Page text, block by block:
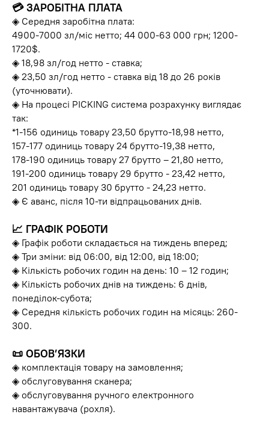
💳ЗАРОБІТНА ПЛАТА
◈ Середня заробітна плата:
4900-7000 зл/міс нетто; 44 000-63 000 грн; 1200-
1720$.
◈ 18,98 зл/год нетто - ставка;
◈ 23,50 зл/год нетто - ставка від 18 до 26 років
(уточнювати).
◈ На процесі PICKING система розрахунку виглядає
так:
*1-156 одиниць товару 23,50 брутто-18,98 нетто,
157-177 одиниць товару 24 брутто-19,38 нетто,
178-190 одиниць товару 27 брутто – 21,80 нетто,
191-200 одиниць товару 29 брутто - 23,42 нетто,
201 одиниць товару 30 брутто - 24,23 нетто.
◈ Є аванс, після 10-ти відпрацьованих днів.
📈 ГРАФІК РОБОТИ
◈ Графік роботи складається на тиждень вперед;
◈ Три зміни: від 06:00, від 12:00, від 18:00;
◈ Кількість робочих годин на день: 10 – 12 годин;
◈ Кількість робочих днів на тиждень: 6 днів,
понеділок-субота;
◈ Середня кількість робочих годин на місяць: 260-
300.
📜 ОБОВ’ЯЗКИ
◈ комплектація товару на замовлення;
◈ обслуговування сканера;
◈ обслуговування ручного електронного
навантажувача (рохля).